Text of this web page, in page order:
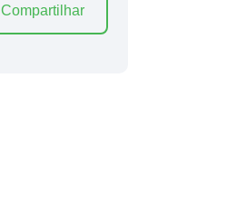
Compartilhar